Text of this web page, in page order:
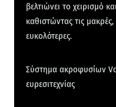
βελτιώνει το χειρισμό
καθιστώντας τις
ευκολότερες.
Σύστημα ακροφυσίων
ευρεσιτεχνίας